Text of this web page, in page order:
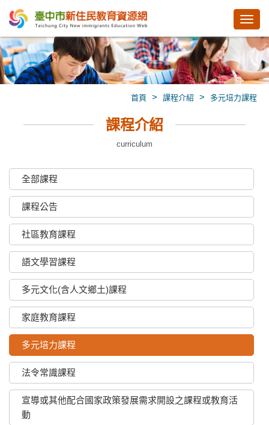
首頁 > 課程介紹 > 多元培力課程
課程介紹
curriculum
全部課程
課程公告
社區教育課程
語文學習課程
多元文化(含人文鄉土)課程
家庭教育課程
多元培力課程
法令常識課程
宣導或其他配合國家政策發展需求開設之課程或教育活
動